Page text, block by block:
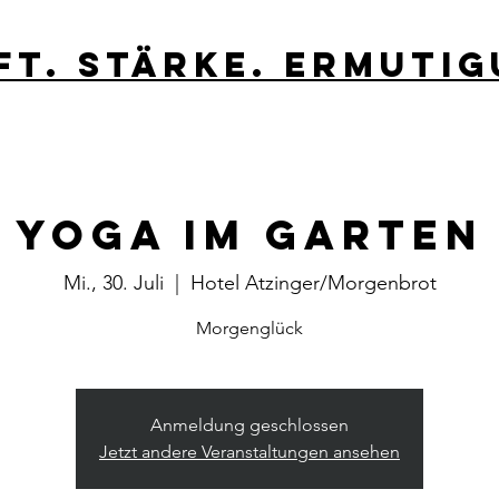
stärke.
Yoga im Garten
Mi., 30. Juli Hotel Atzinger/Morgenbrot
Morgenglück
Anmeldung geschlossen
Jetzt andere Veranstaltungen ansehen